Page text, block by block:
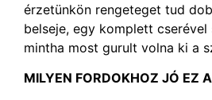
érzetünkön rengeteget tud
belseje, egy komplett cserével
mintha most gurult volna ki a
MILYEN FORDOKHOZ JÓ EZ